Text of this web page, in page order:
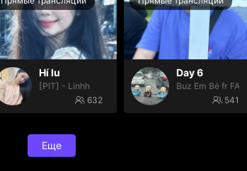
Hí lu
[PIT] - Linhh
632
Day 6
Buz Em Bé fr
541
Еще